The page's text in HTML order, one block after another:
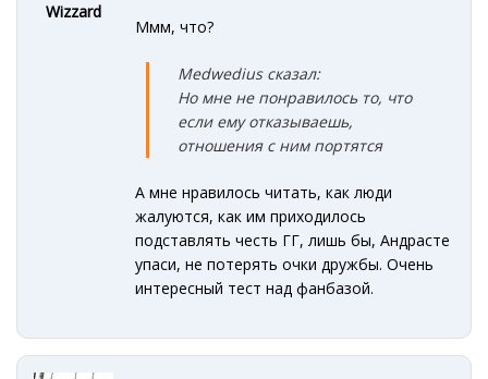
Wizzard
Ммм, что?
Medwedius сказал:
Но мне не понравилось то, что
если ему отказываешь,
отношения с ним портятся
А мне нравилось читать, как люди
жалуются, как им приходилось
подставлять честь ГГ, лишь бы, Андрасте
упаси, не потерять очки дружбы. Очень
интересный тест над фанбазой.